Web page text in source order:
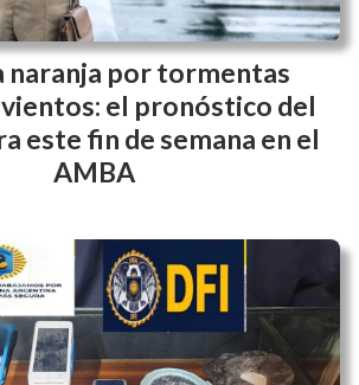
por tormentas
el pronóstico del
este fin de semana en el
AMBA